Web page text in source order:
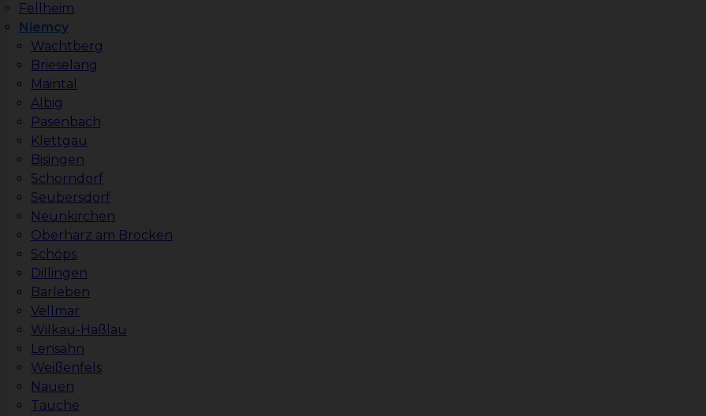
Fellheim
Niemcy
Wachtberg
Brieselang
Maintal
Albig
Pasenbach
Klettgau
Bisingen
Schorndorf
Seubersdorf
Neunkirchen
Oberharz am Brocken
Schöps
Dillingen
Barleben
Vellmar
Wilkau-Haßlau
Lensahn
Weißenfels
Nauen
Tauche